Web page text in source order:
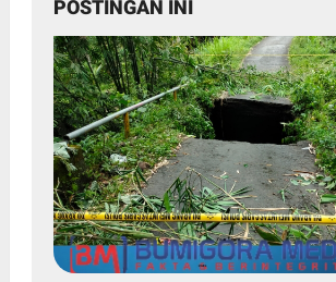
POSTINGAN INI